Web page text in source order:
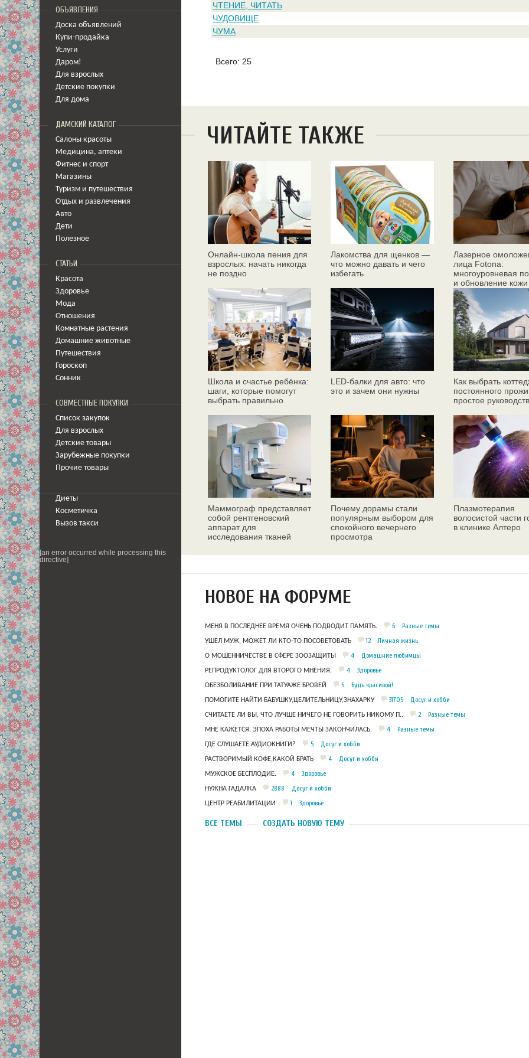
ОБЪЯВЛЕНИЯ
Доска объявлений
Купи-продайка
Услуги
Даром!
Для взрослых
Детские покупки
Для дома
ДАМСКИЙ КАТАЛОГ
Салоны красоты
Медицина, аптеки
Фитнес и спорт
Магазины
Туризм и путешествия
Отдых и развлечения
Авто
Дети
Полезное
СТАТЬИ
Красота
Здоровье
Мода
Отношения
Комнатные растения
Домашние животные
Путешествия
Гороскоп
Сонник
СОВМЕСТНЫЕ ПОКУПКИ
Список закупок
Для взрослых
Детские товары
Зарубежные покупки
Прочие товары
Диеты
Косметичка
Вызов такси
[an error occurred while processing this
directive]
ЧТЕНИЕ, ЧИТАТЬ
ЧУДОВИЩЕ
ЧУМА
Всего: 25
ЧИТАЙТЕ ТАКЖЕ
Онлайн‑школа пения для
взрослых: начать никогда
не поздно
Лакомства для щенков —
что можно давать и чего
избегать
Лазерное
лица Fotona:
многоуровневая
и обновление кожи
Школа и счастье ребёнка:
шаги, которые помогут
выбрать правильно
LED-балки для авто: что
это и зачем они нужны
Как выбрать
постоянного
простое
Маммограф представляет
собой рентгеновский
аппарат для
исследования тканей
Почему дорамы стали
популярным выбором для
спокойного вечернего
просмотра
Плазмотерапия
волосистой части
в клинике Алтеро
НОВОЕ НА ФОРУМЕ
МЕНЯ В ПОСЛЕДНЕЕ ВРЕМЯ ОЧЕНЬ ПОДВОДИТ ПАМЯТЬ. 6 Разные темы
УШЕЛ МУЖ, МОЖЕТ ЛИ КТО-ТО ПОСОВЕТОВАТЬ 12 Личная жизнь
О МОШЕННИЧЕСТВЕ В СФЕРЕ ЗООЗАЩИТЫ 4 Домашние любимцы
РЕПРОДУКТОЛОГ ДЛЯ ВТОРОГО МНЕНИЯ. 4 Здоровье
ОБЕЗБОЛИВАНИЕ ПРИ ТАТУАЖЕ БРОВЕЙ 5 Будь красивой!
ПОМОГИТЕ НАЙТИ БАБУШКУ,ЦЕЛИТЕЛЬНИЦУ,ЗНАХАРКУ 31705 Досуг и хобби
СЧИТАЕТЕ ЛИ ВЫ, ЧТО ЛУЧШЕ НИЧЕГО НЕ ГОВОРИТЬ НИКОМУ П.. 2 Разные темы
МНЕ КАЖЕТСЯ, ЭПОХА РАБОТЫ МЕЧТЫ ЗАКОНЧИЛАСЬ. 4 Разные темы
ГДЕ СЛУШАЕТЕ АУДИОКНИГИ? 5 Досуг и хобби
РАСТВОРИМЫЙ КОФЕ,КАКОЙ БРАТЬ 4 Досуг и хобби
МУЖСКОЕ БЕСПЛОДИЕ. 4 Здоровье
НУЖНА ГАДАЛКА 2888 Досуг и хобби
ЦЕНТР РЕАБИЛИТАЦИИ 1 Здоровье
ВСЕ ТЕМЫ СОЗДАТЬ НОВУЮ ТЕМУ